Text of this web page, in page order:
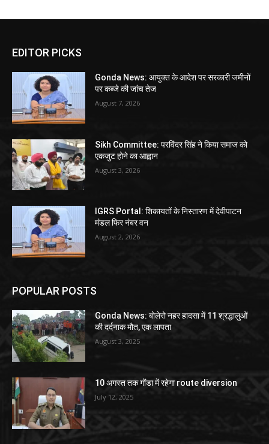
EDITOR PICKS
Gonda News: आयुक्त के आदेश पर सरकारी जमीनों
पर कब्जे की जांच तेज
August 7, 2026
Sikh Committee: परविंदर सिंह ने किया समाज को
एकजुट होने का आह्वान
August 3, 2026
IGRS Portal: शिकायतों के निस्तारण में देवीपाटन
मंडल फिर नंबर वन
August 2, 2026
POPULAR POSTS
Gonda News: बोलेरो नहर हादसा में 11 श्रद्धालुओं
की दर्दनाक मौत, एक लापता
August 3, 2025
10 अगस्त तक गोंडा में रहेगा route diversion
July 12, 2025